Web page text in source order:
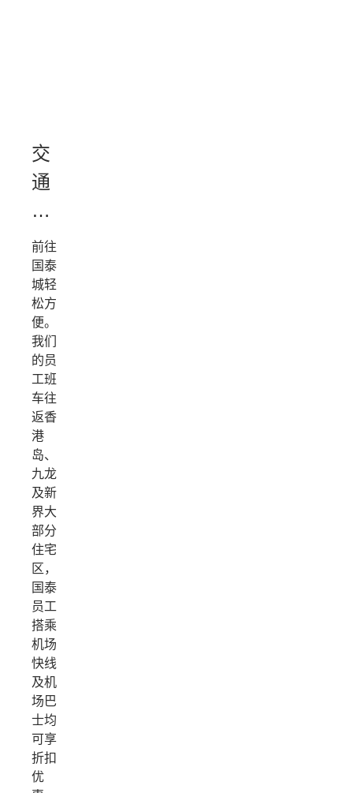
交
通
便
捷
前往
国泰
城轻
松方
便。
我们
的员
工班
车往
返香
港
岛、
九龙
及新
界大
部分
住宅
区，
国泰
员工
搭乘
机场
快线
及机
场巴
士均
可享
折扣
优